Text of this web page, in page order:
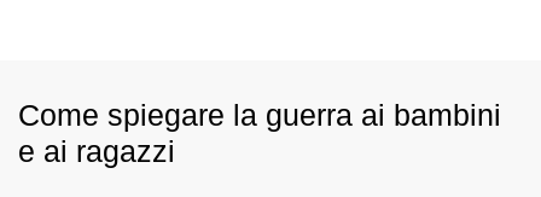
Come spiegare la guerra ai bambini
e ai ragazzi